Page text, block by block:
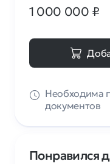
1 000 000 ₽
Необходима
документов
Понравился